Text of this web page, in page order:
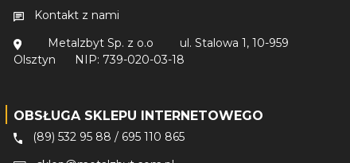
Kontakt z nami
Metalzbyt Sp. z o.o
ul. Stalowa 1, 10-959
Olsztyn
NIP: 739-020-03-18
OBSŁUGA SKLEPU INTERNETOWEGO
(89) 532 95 88 / 695 110 865